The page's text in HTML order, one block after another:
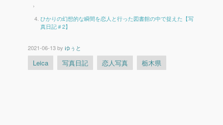
›
ひかりの幻想的な瞬間を恋人と行った図書館の中で捉えた【写
真日記＃2】
2021-06-13by ゆぅと
Leica 写真日記 恋人写真 栃木県